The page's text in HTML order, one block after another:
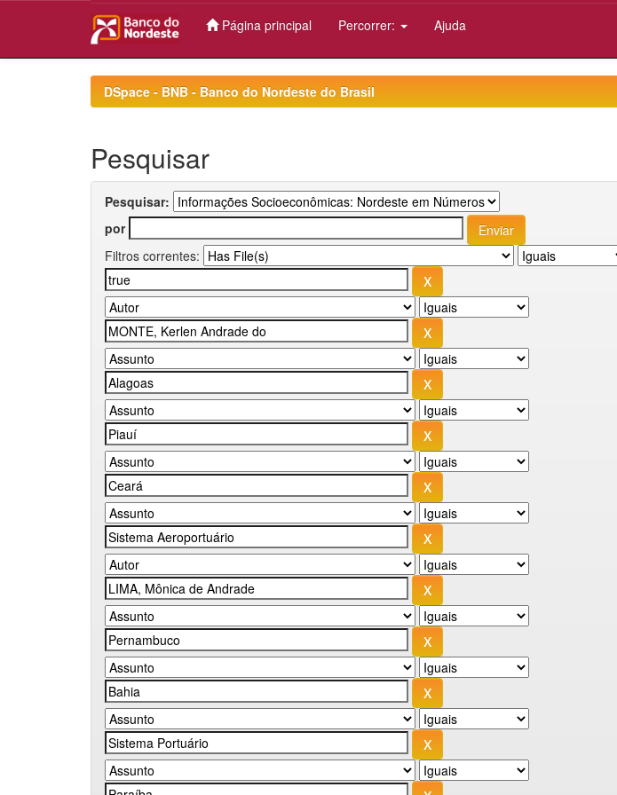
Página principal Percorrer: Ajuda
DSpace - BNB - Banco do Nordeste do Brasil
Pesquisar
Pesquisar:
por
Filtros correntes: